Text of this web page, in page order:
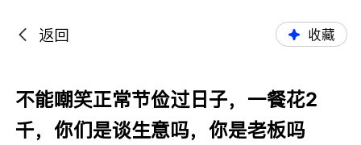
返回 收藏
不能嘲笑正常节俭过日子，一餐花2
千，你们是谈生意吗，你是老板吗